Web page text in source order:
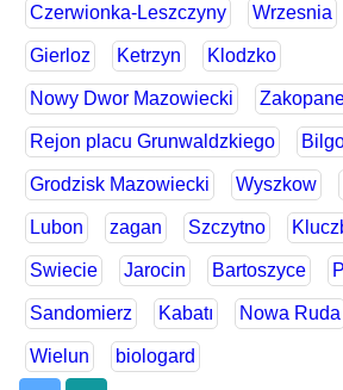
Czerwionka-Leszczyny Wrzesnia
Gierloz Ketrzyn Klodzko
Nowy Dwor Mazowiecki
Rejon placu Grunwaldzkiego
Grodzisk Mazowiecki Wyszkow
Lubon zagan Szczytno
Swiecie Jarocin Bartoszyce
Sandomierz Kabatı Nowa Ruda
Wielun biologard